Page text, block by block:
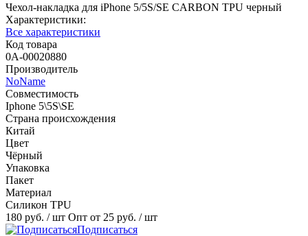
Чехол-накладка для iPhone 5/5S/SE CARBON TPU черный
Характеристики:
Все характеристики
Код товара
0А-00020880
Производитель
NoName
Совместимость
Iphone 5\5S\SE
Страна происхождения
Китай
Цвет
Чёрный
Упаковка
Пакет
Материал
Силикон TPU
180 руб. / шт Опт от 25 руб. / шт
Подписаться